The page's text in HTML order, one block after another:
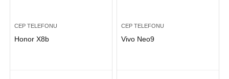
CEP TELEFONU
Honor X8b
CEP TELEFONU
Vivo Neo9